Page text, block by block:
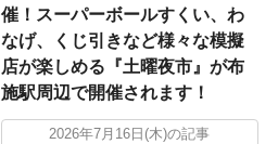
催！スーパーボールすくい、わ
なげ、くじ引きなど様々な模擬
店が楽しめる『土曜夜市』が布
施駅周辺で開催されます！
2026年7月16日(木)の記事